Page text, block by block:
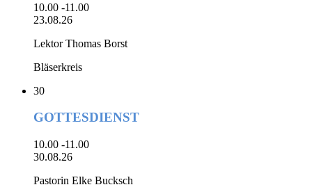
10.00 -11.00
23.08.26
Lektor Thomas Borst
Bläserkreis
30
GOTTESDIENST
10.00 -11.00
30.08.26
Pastorin Elke Bucksch